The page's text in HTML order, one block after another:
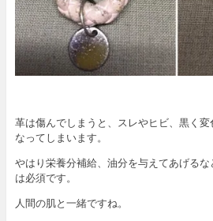
革は傷んでしまうと、スレやヒビ、黒く変
なってしまいます。
やはり栄養分補給、油分を与えてあげる
は必須です。
人間の肌と一緒ですね。